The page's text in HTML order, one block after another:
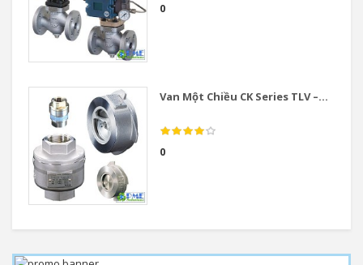
0
Van Một Chiều CK Series TLV –...
0